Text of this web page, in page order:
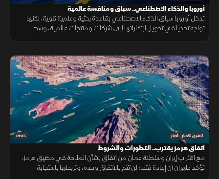
أوروبا والذكاء الاصطناعي.. سباق ومنافسة عالمية
تدخل أوروبا سباق الذكاء الاصطناعي بقاعدة بحثية وعلمية قوية، لكنها
تواجه تحديا في تحويل ابتكاراتها إلى شركات ومنتجات عالمية، وسط
01:35 الشرق للأخبار أخبار
اتفاق هرمز يقترب.. التطورات والشروط
مع اقتراب إيران وسلطنة عمان من اتفاق بشأن الملاحة في مضيق هرمز،
تؤكد طهران أن إعادة فتحه لن تتم بالاتفاق وحده، وتربطها باستجابة